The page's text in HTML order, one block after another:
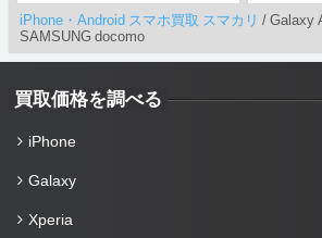
iPhone・Android スマホ買取 スマカリ / Galaxy
SAMSUNG docomo
買取価格を調べる
iPhone
Galaxy
Xperia